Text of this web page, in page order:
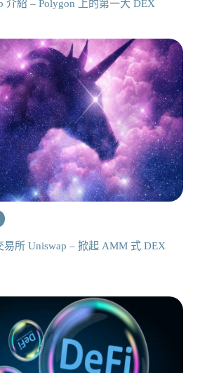
介紹 – Polygon 上的第一大 DEX
易所 Uniswap – 掀起 AMM 式 DEX